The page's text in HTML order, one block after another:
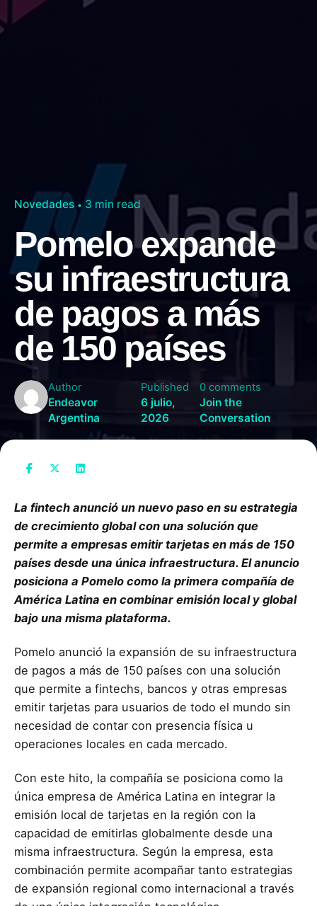
Novedades 3 min read
Pomelo expande
su infraestructura
de pagos a más
de 150 países
Author
Endeavor
Argentina
Published
6 julio,
2026
0 comments
Join the
Conversation
La fintech anunció un nuevo paso en su estrategia
de crecimiento global con una solución que
permite a empresas emitir tarjetas en más de 150
países desde una única infraestructura. El anuncio
posiciona a Pomelo como la primera compañía de
América Latina en combinar emisión local y global
bajo una misma plataforma.
Pomelo anunció la expansión de su infraestructura
de pagos a más de 150 países con una solución
que permite a fintechs, bancos y otras empresas
emitir tarjetas para usuarios de todo el mundo sin
necesidad de contar con presencia física u
operaciones locales en cada mercado.
Con este hito, la compañía se posiciona como la
única empresa de América Latina en integrar la
emisión local de tarjetas en la región con la
capacidad de emitirlas globalmente desde una
misma infraestructura. Según la empresa, esta
combinación permite acompañar tanto estrategias
de expansión regional como internacional a través